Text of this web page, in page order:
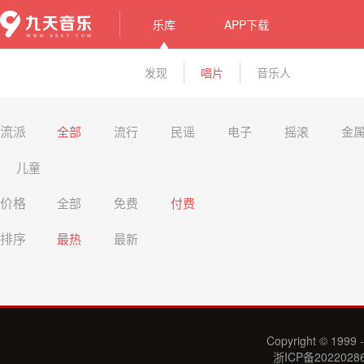
乐库 APP下载
发现 唱片 音乐人
流派 全部 流行 民谣 电子 摇滚 金
儿童
价格 全部 免费 付费
排序 最热 最新
Copyright © 1999
浙ICP备